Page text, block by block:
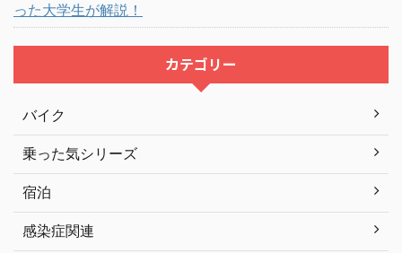
った大学生が解説！
カテゴリー
バイク
乗った気シリーズ
宿泊
感染症関連